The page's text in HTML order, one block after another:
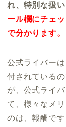
れ、特別な扱
ール欄にチェ
で分かります。
公式ライバー
付されている
が、公式ライ
て、様々なメ
のは、報酬で